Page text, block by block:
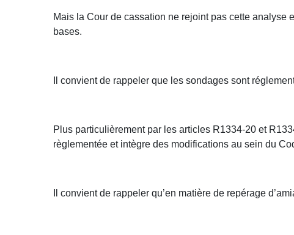
Mais la Cour de cassation ne rejoint pas cette analyse
bases.
Il convient de rappeler que les sondages sont
Plus particulièrement par les articles R1334-20 et
règlementée et intègre des modifications au sein du
Il convient de rappeler qu’en matière de repérage